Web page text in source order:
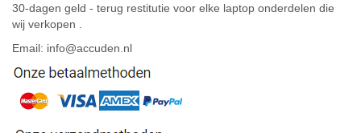
30-dagen geld - terug restitutie voor elke laptop onderdelen die
wij verkopen .
Email: info@accuden.nl